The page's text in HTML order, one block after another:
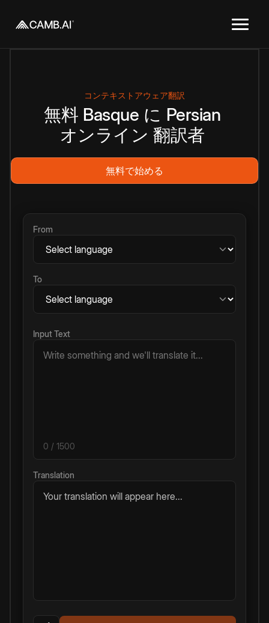
コンテキストアウェア翻訳
無料 Basque に Persian
オンライン 翻訳者
無料で始める
From
To
Input Text
0 / 1500
Translation
Your translation will appear here...